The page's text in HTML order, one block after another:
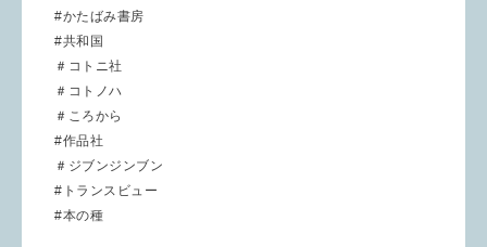
#かたばみ書房
#共和国
＃コトニ社
＃コトノハ
＃ころから
#作品社
＃ジブンジンブン
#トランスビュー
#本の種